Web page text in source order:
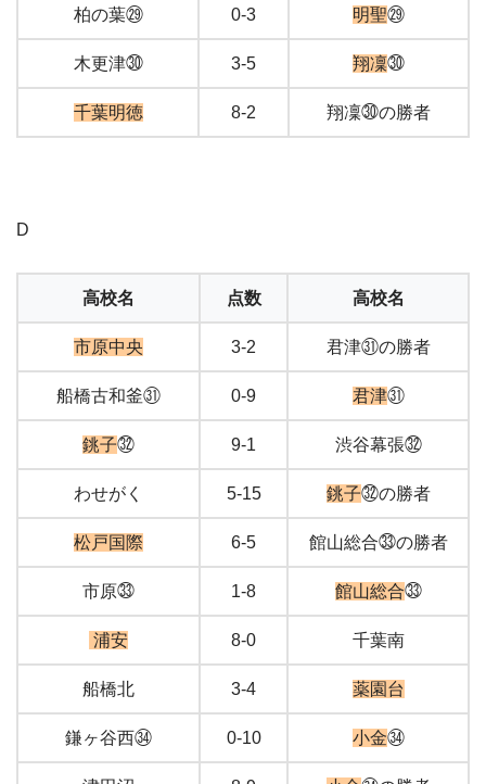
柏の葉㉙ 0-3 明聖㉙
木更津㉚ 3-5 翔凜㉚
千葉明徳 8-2 翔凜㉚の勝者
D
高校名 点数 高校名
市原中央 3-2 君津㉛の勝者
船橋古和釜㉛ 0-9 君津㉛
銚子㉜ 9-1 渋谷幕張㉜
わせがく 5-15 銚子㉜の勝者
松戸国際 6-5 館山総合㉝の勝者
市原㉝ 1-8 館山総合㉝
浦安 8-0 千葉南
船橋北 3-4 薬園台
鎌ヶ谷西㉞ 0-10 小金㉞